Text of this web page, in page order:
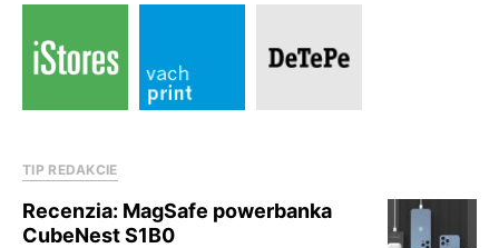
TIP REDAKCIE
Recenzia: MagSafe powerbanka
CubeNest S1B0